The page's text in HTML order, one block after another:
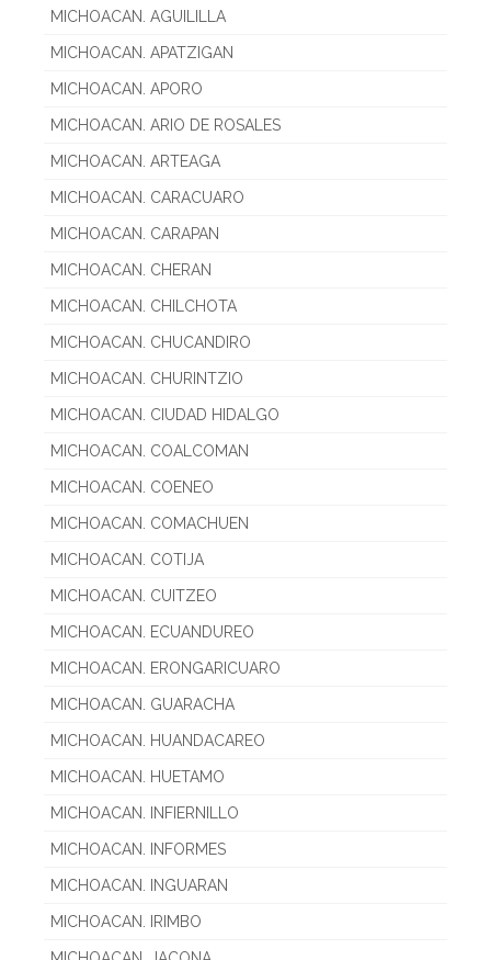
MICHOACAN. AGUILILLA
MICHOACAN. APATZIGAN
MICHOACAN. APORO
MICHOACAN. ARIO DE ROSALES
MICHOACAN. ARTEAGA
MICHOACAN. CARACUARO
MICHOACAN. CARAPAN
MICHOACAN. CHERAN
MICHOACAN. CHILCHOTA
MICHOACAN. CHUCANDIRO
MICHOACAN. CHURINTZIO
MICHOACAN. CIUDAD HIDALGO
MICHOACAN. COALCOMAN
MICHOACAN. COENEO
MICHOACAN. COMACHUEN
MICHOACAN. COTIJA
MICHOACAN. CUITZEO
MICHOACAN. ECUANDUREO
MICHOACAN. ERONGARICUARO
MICHOACAN. GUARACHA
MICHOACAN. HUANDACAREO
MICHOACAN. HUETAMO
MICHOACAN. INFIERNILLO
MICHOACAN. INFORMES
MICHOACAN. INGUARAN
MICHOACAN. IRIMBO